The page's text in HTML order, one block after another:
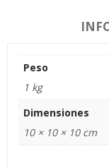
Peso
1 kg
Dimensiones
10 × 10 × 10 cm